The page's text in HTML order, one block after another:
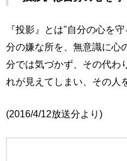
『投影』とは"自分の心を
分の嫌な所を、無意識に心
分では気づかず、その代わ
れが見えてしまい、その人
(2016/4/12放送分より)